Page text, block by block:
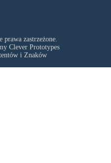
zastrzeżone.
Clever Prototypes
i Znaków